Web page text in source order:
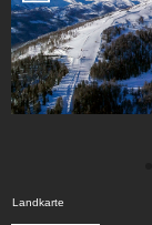
Landkarte